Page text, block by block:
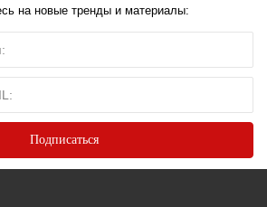
на новые тренды и материалы: